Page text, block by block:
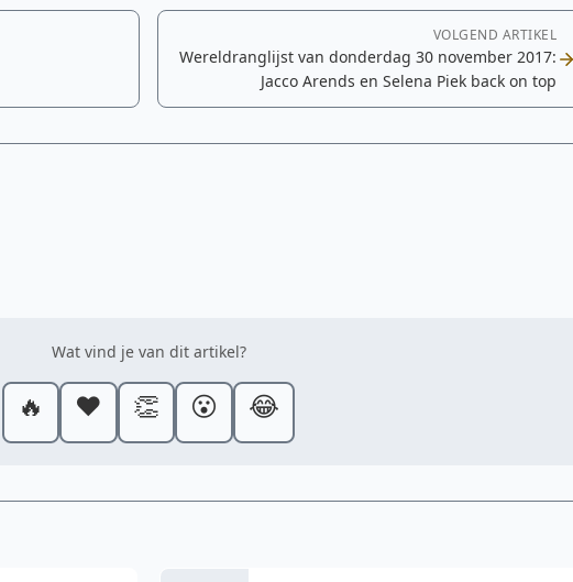
VOLGEND ARTIKEL
Wereldranglijst van donderdag 30 november 2017:
Jacco Arends en Selena Piek back on top
Wat vind je van dit artikel?
🔥 ❤️ 👏 😮 😂